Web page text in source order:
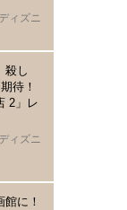
ィズニ
殺し
待！
2」レ
ィズニ
に！